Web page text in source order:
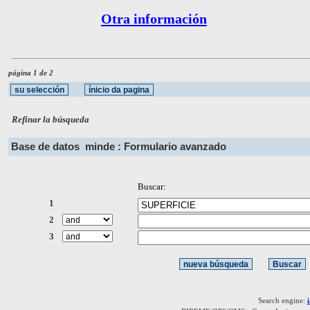
Otra información
página 1 de 2
Refinar la búsqueda
Base de datos minde : Formulario avanzado
Buscar:
1
2
3
Search engine: